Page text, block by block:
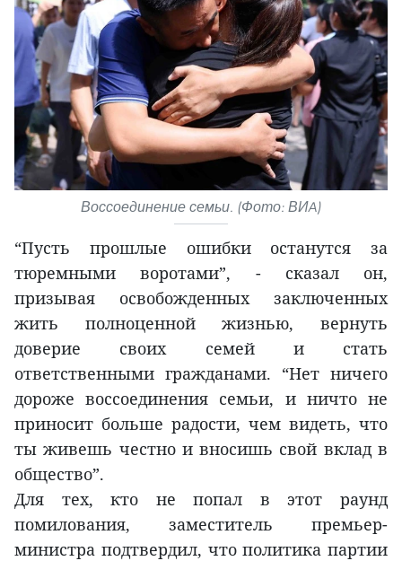
Воссоединение семьи. (Фото: ВИA)
“Пусть прошлые ошибки останутся за
тюремными воротами”, - сказал он,
призывая освобожденных заключенных
жить полноценной жизнью, вернуть
доверие своих семей и стать
ответственными гражданами. “Нет ничего
дороже воссоединения семьи, и ничто не
приносит больше радости, чем видеть, что
ты живешь честно и вносишь свой вклад в
общество”.
Для тех, кто не попал в этот раунд
помилования, заместитель премьер-
министра подтвердил, что политика партии